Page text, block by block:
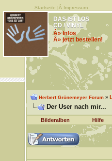
Startseite |Â Impressum
DAS IST LOS
CD / VINYL
Â» Infos
Â» jetzt bestellen!
Herbert Grönemeyer Forum»
Der User nach mir...
Bilderalben Hilfe